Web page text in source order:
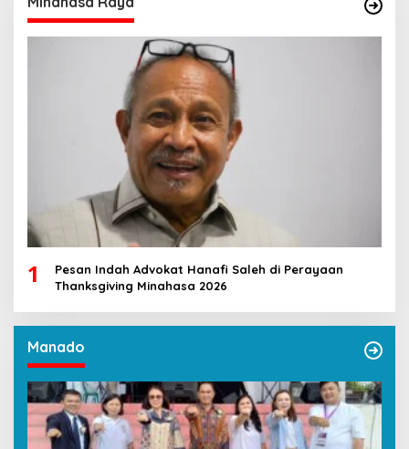
1
Pesan Indah Advokat Hanafi Saleh di Perayaan
Thanksgiving Minahasa 2026
Manado